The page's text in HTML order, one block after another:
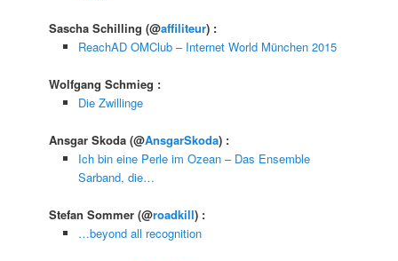
Sascha Schilling(@affiliteur) :
ReachAD OMClub – Internet World München 2015
Wolfgang Schmieg :
Die Zwillinge
Ansgar Skoda(@AnsgarSkoda) :
Ich bin eine Perle im Ozean – Das Ensemble
Sarband, die…
Stefan Sommer(@roadkill) :
…beyond all recognition